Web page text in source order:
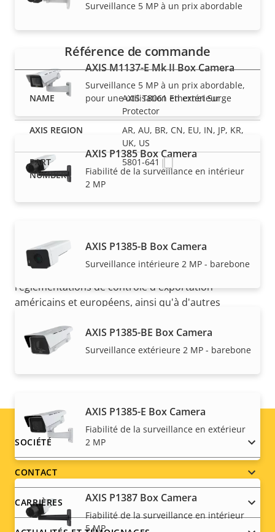
Surveillance 5 MP à un prix abordable
AXIS M1137-E Mk II Box Camera
Surveillance 5 MP à un prix abordable,
pour une utilisation en extérieur
AXIS P1385 Box Camera
Fiabilité de la surveillance en intérieur
2 MP
AXIS P1385-B Box Camera
Surveillance intérieure 2 MP - barebone
AXIS P1385-BE Box Camera
Surveillance extérieure 2 MP - barebone
AXIS P1385-E Box Camera
Fiabilité de la surveillance en extérieur
2 MP
AXIS P1387 Box Camera
Fiabilité de la surveillance en intérieur
5 MP
Référence de commande
AXIS T8061 Ethernet Surge
Protector
AR, AU, BR, CN, EU, IN, JP, KR,
UK, US
5801-641
REMARQUE
Les produits Axis peuvent être soumis à de
réglementations de contrôle d'exportation
américains et européens, ainsi qu'à d'autres
nationales. Recherchez desinformations sur la
conformation concernant l''exportation pour votre
Footer
menu
SOCIÉTÉ
CONTACT
CARRIÈRES